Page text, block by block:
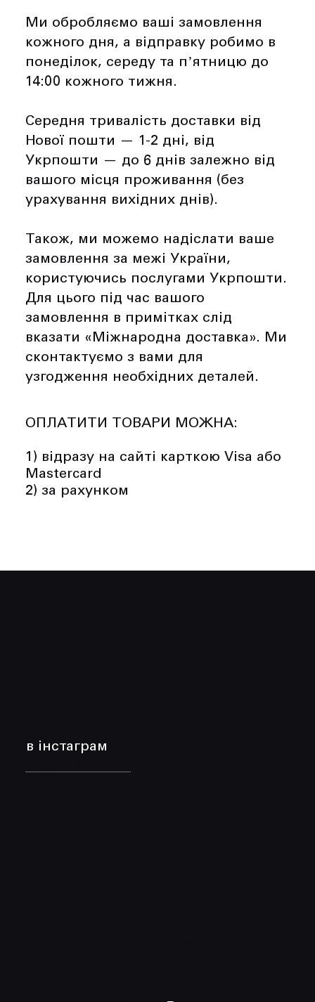
Ми обробляємо ваші замовлення
кожного дня, а відправку робимо в
понеділок, середу та пʼятницю до
14:00 кожного тижня.
Середня тривалість доставки від
Нової пошти — 1-2 дні, від
Укрпошти — до 6 днів залежно від
вашого місця проживання (без
урахування вихідних днів).
Також, ми можемо надіслати ваше
замовлення за межі України,
користуючись послугами Укрпошти.
Для цього під час вашого
замовлення в примітках слід
вказати «Міжнародна доставка». Ми
сконтактуємо з вами для
узгодження необхідних деталей.
ОПЛАТИТИ ТОВАРИ МОЖНА:
1) відразу на сайті карткою Visa або
Mastercard
2) за рахунком
Reserved.
в інстаграм